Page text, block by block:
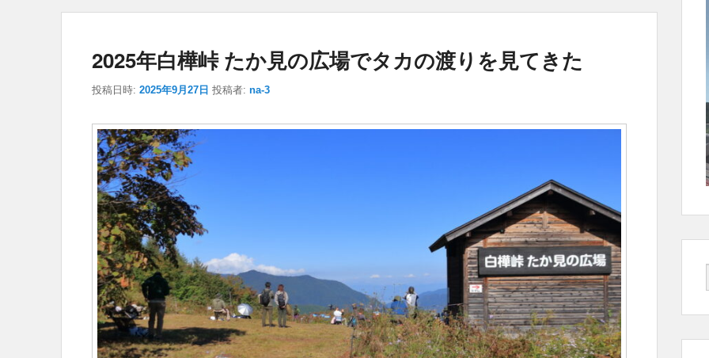
2025年白樺峠 たか見の広場でタカの渡りを見てきた
投稿日時: 2025年9月27日 投稿者: na-3